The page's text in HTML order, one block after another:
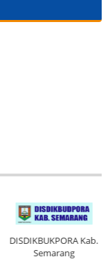
DISDIKBUKPORA Kab.
Semarang